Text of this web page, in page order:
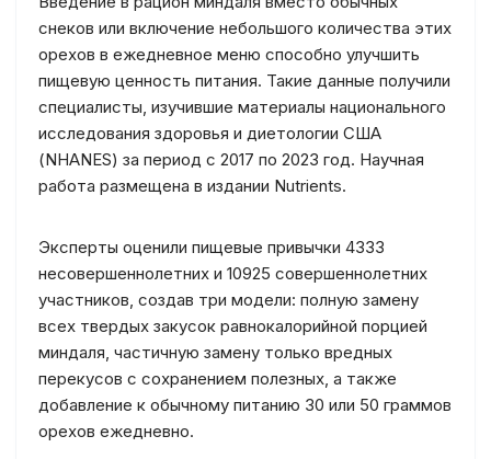
снеков или включение небольшого количества этих
орехов в ежедневное меню способно улучшить
пищевую ценность питания. Такие данные получили
специалисты, изучившие материалы национального
исследования здоровья и диетологии США
(NHANES) за период с 2017 по 2023 год. Научная
работа размещена в издании Nutrients.
Эксперты оценили пищевые привычки 4333
несовершеннолетних и 10925 совершеннолетних
участников, создав три модели: полную замену
всех твердых закусок равнокалорийной порцией
миндаля, частичную замену только вредных
перекусов с сохранением полезных, а также
добавление к обычному питанию 30 или 50 граммов
орехов ежедневно.